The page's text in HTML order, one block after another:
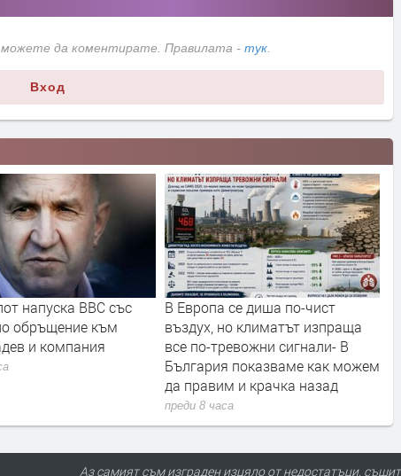
можете да коментирате. Правилата - тук.
Вход
напуска ВВС със
обръщение към
и компания
В Европа се диша по-чист
въздух, но климатът изпраща
все по-тревожни сигнали- В
България показваме как можем
да правим и крачка назад
преди 8 часа
Аз самият съм изграден изцяло от недостатъци,